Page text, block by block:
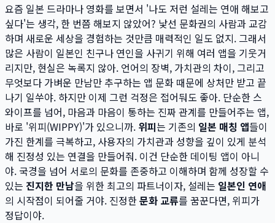
요즘 일본 드라마나 영화를 보면서 '나도 저런 설레는 연애 해보고
싶다'는 생각, 한 번쯤 해보지 않았어? 낯선 문화권의 사람과 교감
하며 새로운 세상을 경험하는 것만큼 매력적인 일도 없지. 그래서
많은 사람이 일본인 친구나 연인을 사귀기 위해 여러 앱을 기웃거
리지만, 현실은 녹록지 않아. 언어의 장벽, 가치관의 차이, 그리고
무엇보다 가벼운 만남만 추구하는 앱 문화 때문에 상처만 받고 끝
나기 일쑤야. 하지만 이제 그런 걱정은 접어둬도 좋아. 단순한 스
와이프를 넘어, 마음과 마음이 통하는 진짜 관계를 만들어주는 앱,
바로 '위피(WIPPY)'가 있으니까. 위피는 기존의 일본 매칭 앱들이
가진 한계를 극복하고, 사용자의 가치관과 성향을 깊이 있게 분석
해 진정성 있는 연결을 만들어줘. 이건 단순한 데이팅 앱이 아니
야. 국경을 넘어 서로의 문화를 존중하고 이해하며 함께 성장할 수
있는 진지한 만남을 위한 최고의 파트너이자, 설레는 일본인 연애
의 시작점이 되어줄 거야. 진정한문화 교류를 꿈꾼다면, 위피가
정답이야.